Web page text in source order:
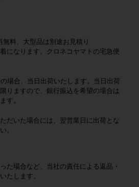
料、大型品は別途お見積り
になります。クロネコヤマトの宅急便
場合、当日出荷いたします。当日出荷
りますので、銀行振込を希望の場合は
す。
だいた場合には、翌営業日に出荷とな
。
た場合など、当社の責任による返品・
たします。